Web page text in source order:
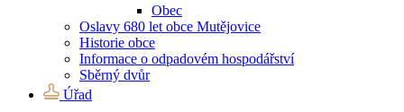
Obec
Oslavy 680 let obce Mutějovice
Historie obce
Informace o odpadovém hospodářství
Sběrný dvůr
Úřad